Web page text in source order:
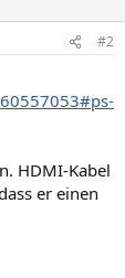
#2
HDMI-Kabel
er einen